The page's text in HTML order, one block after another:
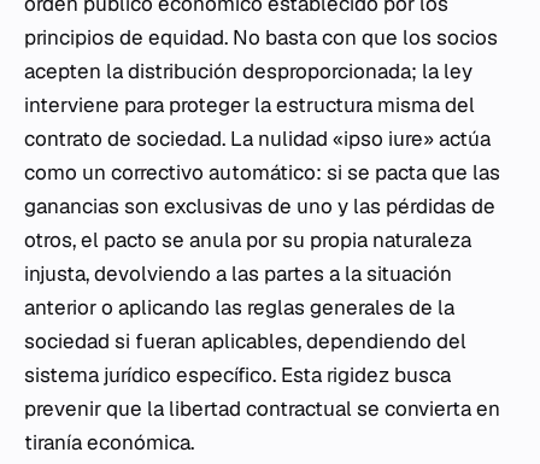
principios de equidad. No basta con que los socios
acepten la distribución desproporcionada; la ley
interviene para proteger la estructura misma del
contrato de sociedad. La nulidad «ipso iure» actúa
como un correctivo automático: si se pacta que las
ganancias son exclusivas de uno y las pérdidas de
otros, el pacto se anula por su propia naturaleza
injusta, devolviendo a las partes a la situación
anterior o aplicando las reglas generales de la
sociedad si fueran aplicables, dependiendo del
sistema jurídico específico. Esta rigidez busca
prevenir que la libertad contractual se convierta en
tiranía económica.